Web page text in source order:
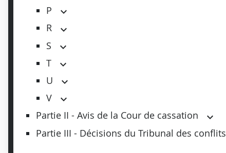
P
R
S
T
U
V
Partie II - Avis de la Cour de cassation
Partie III - Décisions du Tribunal des conflits